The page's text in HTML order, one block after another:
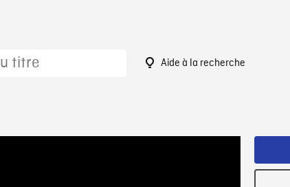
Aide à la recherche